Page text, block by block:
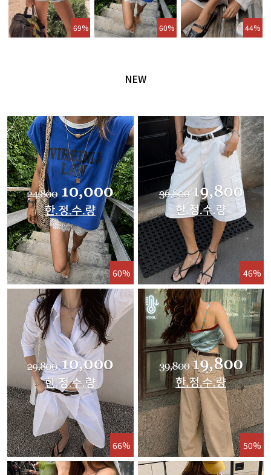
69% 60% 44%
NEW
60% 46%
66% 50%